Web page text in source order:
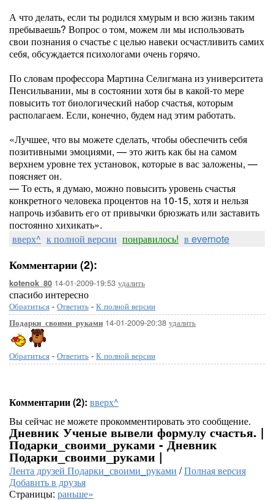
А что делать, если ты родился хмурым и всю жизнь таким
пребываешь? Вопрос о том, можем ли мы использовать
свои познания о счастье с целью навеки осчастливить самих
себя, обсуждается психологами очень горячо.
По словам профессора Мартина Селигмана из университета
Пенсильвании, мы в состоянии хотя бы в какой-то мере
повысить тот биологический набор счастья, которым
располагаем. Если, конечно, будем над этим работать.
«Лучшее, что вы можете сделать, чтобы обеспечить себя
позитивными эмоциями, — это жить как бы на самом
верхнем уровне тех установок, которые в вас заложены, —
поясняет он.
— То есть, я думаю, можно повысить уровень счастья
конкретного человека процентов на 10-15, хотя и нельзя
напрочь избавить его от привычки брюзжать или заставить
постоянно хихикать».
вверх^ к полной версии понравилось! в evernote
Комментарии (2):
kotenok_80 14-01-2009-19:53 удалить
спасибо интересно
Обратиться - Ответить - К полной версии
Подарки_своими_руками 14-01-2009-20:38 удалить
Обратиться - Ответить - К полной версии
Комментарии (2): вверх^
Вы сейчас не можете прокомментировать это сообщение.
Дневник Ученые вывели формулу счастья. |
Подарки_своими_руками - Дневник
Подарки_своими_руками |
Лента друзей Подарки_своими_руками /Полная версия
Добавить в друзья
Страницы: раньше»